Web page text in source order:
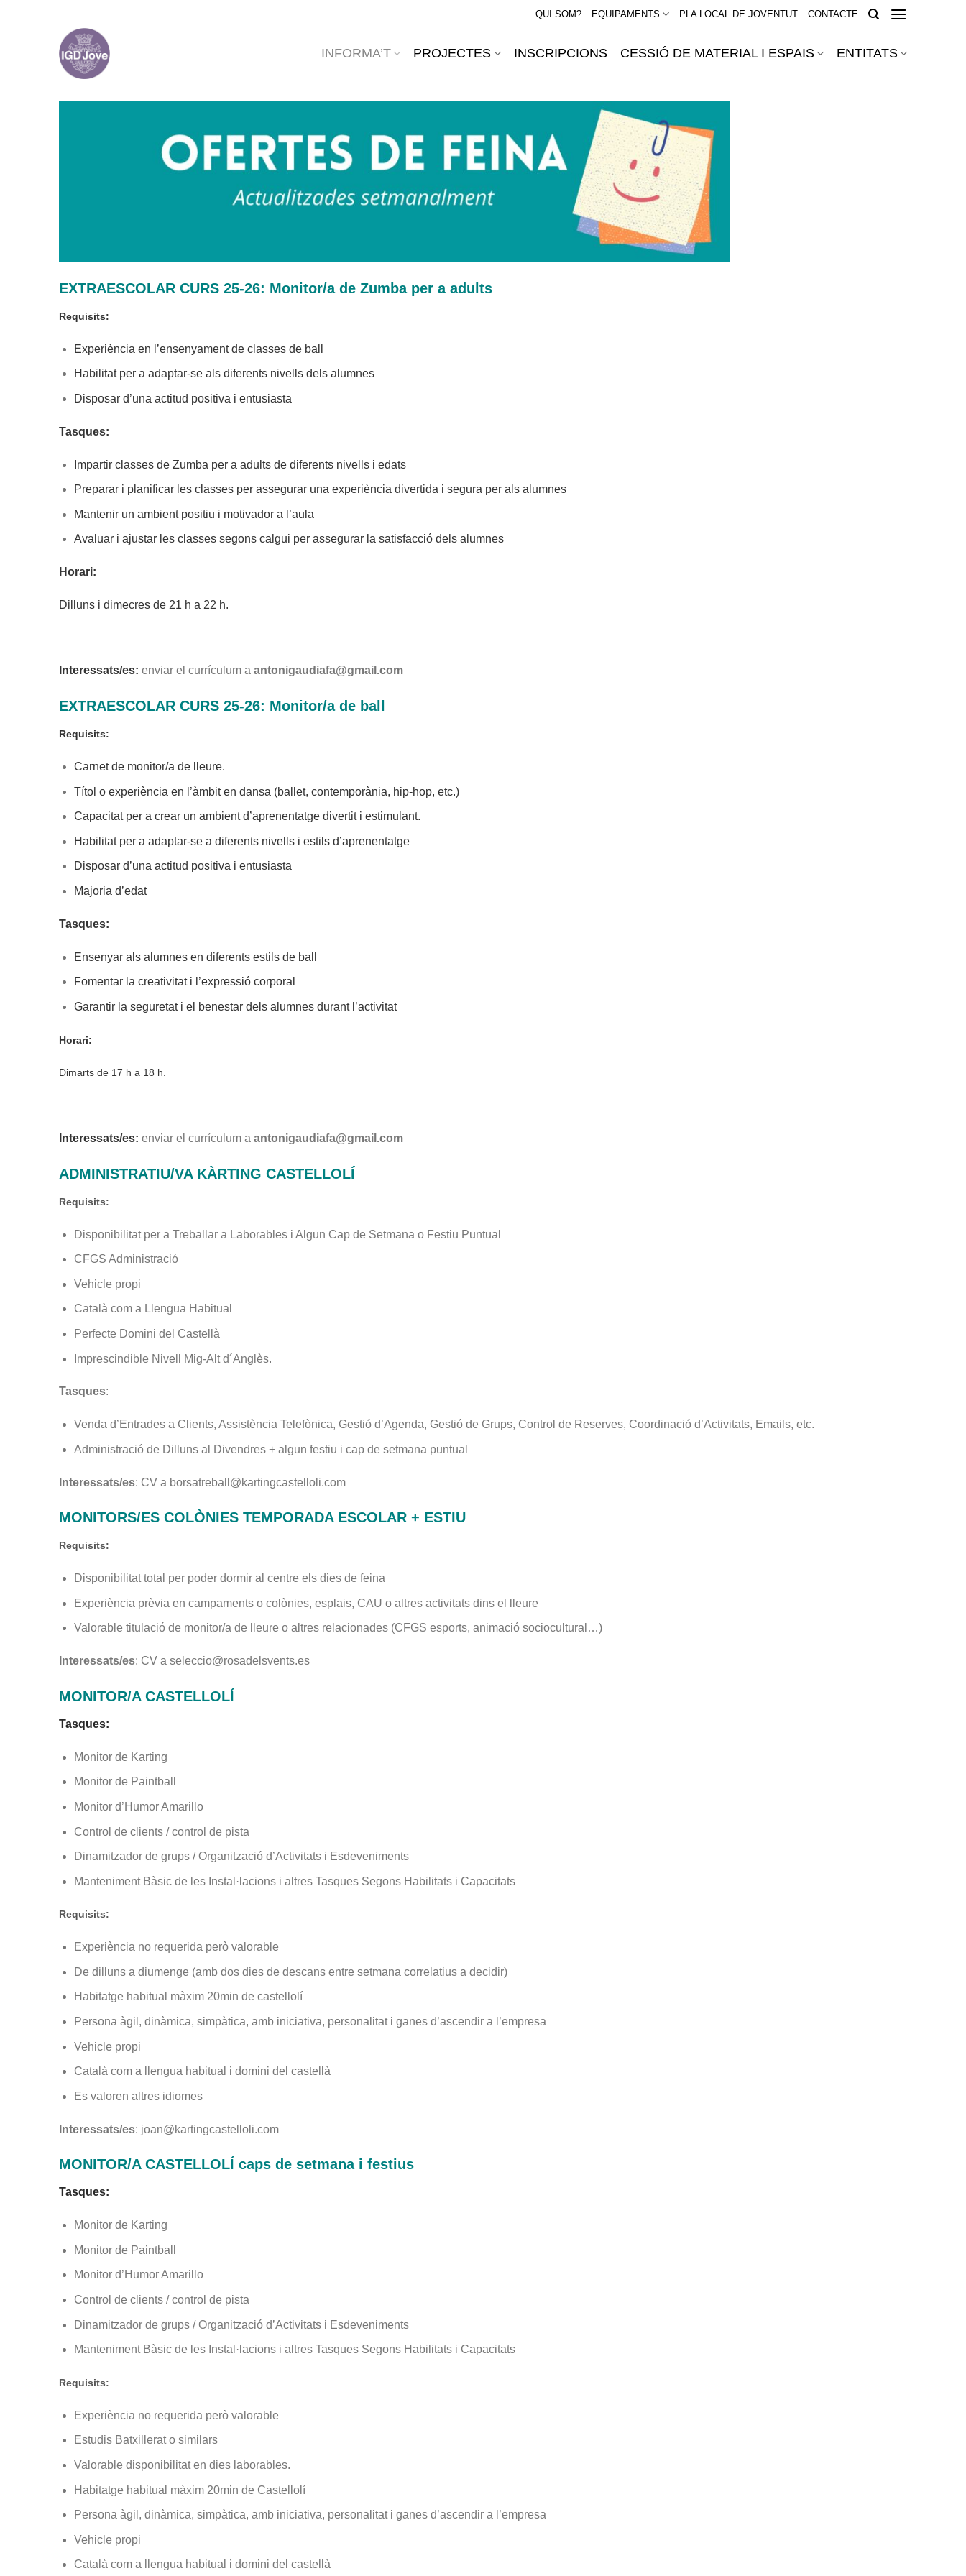
QUI SOM? EQUIPAMENTS PLA LOCAL DE JOVENTUT CONTACTE
INFORMA’T PROJECTES INSCRIPCIONS CESSIÓ DE MATERIAL I ESPAIS ENTITATS
EXTRAESCOLAR CURS 25-26: Monitor/a de Zumba per a adults
Requisits:
Experiència en l’ensenyament de classes de ball
Habilitat per a adaptar-se als diferents nivells dels alumnes
Disposar d’una actitud positiva i entusiasta
Tasques:
Impartir classes de Zumba per a adults de diferents nivells i edats
Preparar i planificar les classes per assegurar una experiència divertida i segura per als alumnes
Mantenir un ambient positiu i motivador a l’aula
Avaluar i ajustar les classes segons calgui per assegurar la satisfacció dels alumnes
Horari:
Dilluns i dimecres de 21 h a 22 h.
Interessats/es: enviar el currículum a antonigaudiafa@gmail.com
EXTRAESCOLAR CURS 25-26: Monitor/a de ball
Requisits:
Carnet de monitor/a de lleure.
Títol o experiència en l’àmbit en dansa (ballet, contemporània, hip-hop, etc.)
Capacitat per a crear un ambient d’aprenentatge divertit i estimulant.
Habilitat per a adaptar-se a diferents nivells i estils d’aprenentatge
Disposar d’una actitud positiva i entusiasta
Majoria d’edat
Tasques:
Ensenyar als alumnes en diferents estils de ball
Fomentar la creativitat i l’expressió corporal
Garantir la seguretat i el benestar dels alumnes durant l’activitat
Horari:
Dimarts de 17 h a 18 h.
Interessats/es: enviar el currículum a antonigaudiafa@gmail.com
ADMINISTRATIU/VA KÀRTING CASTELLOLÍ
Requisits:
Disponibilitat per a Treballar a Laborables i Algun Cap de Setmana o Festiu Puntual
CFGS Administració
Vehicle propi
Català com a Llengua Habitual
Perfecte Domini del Castellà
Imprescindible Nivell Mig-Alt d´Anglès.
Tasques:
Venda d’Entrades a Clients, Assistència Telefònica, Gestió d’Agenda, Gestió de Grups, Control de Reserves, Coordinació d’Activitats, Emails, etc.
Administració de Dilluns al Divendres + algun festiu i cap de setmana puntual
Interessats/es: CV a borsatreball@kartingcastelloli.com
MONITORS/ES COLÒNIES TEMPORADA ESCOLAR + ESTIU
Requisits:
Disponibilitat total per poder dormir al centre els dies de feina
Experiència prèvia en campaments o colònies, esplais, CAU o altres activitats dins el lleure
Valorable titulació de monitor/a de lleure o altres relacionades (CFGS esports, animació sociocultural…)
Interessats/es: CV a seleccio@rosadelsvents.es
MONITOR/A CASTELLOLÍ
Tasques:
Monitor de Karting
Monitor de Paintball
Monitor d’Humor Amarillo
Control de clients / control de pista
Dinamitzador de grups / Organització d’Activitats i Esdeveniments
Manteniment Bàsic de les Instal·lacions i altres Tasques Segons Habilitats i Capacitats
Requisits:
Experiència no requerida però valorable
De dilluns a diumenge (amb dos dies de descans entre setmana correlatius a decidir)
Habitatge habitual màxim 20min de castellolí
Persona àgil, dinàmica, simpàtica, amb iniciativa, personalitat i ganes d’ascendir a l’empresa
Vehicle propi
Català com a llengua habitual i domini del castellà
Es valoren altres idiomes
Interessats/es: joan@kartingcastelloli.com
MONITOR/A CASTELLOLÍ caps de setmana i festius
Tasques:
Monitor de Karting
Monitor de Paintball
Monitor d’Humor Amarillo
Control de clients / control de pista
Dinamitzador de grups / Organització d’Activitats i Esdeveniments
Manteniment Bàsic de les Instal·lacions i altres Tasques Segons Habilitats i Capacitats
Requisits:
Experiència no requerida però valorable
Estudis Batxillerat o similars
Valorable disponibilitat en dies laborables.
Habitatge habitual màxim 20min de Castellolí
Persona àgil, dinàmica, simpàtica, amb iniciativa, personalitat i ganes d’ascendir a l’empresa
Vehicle propi
Català com a llengua habitual i domini del castellà